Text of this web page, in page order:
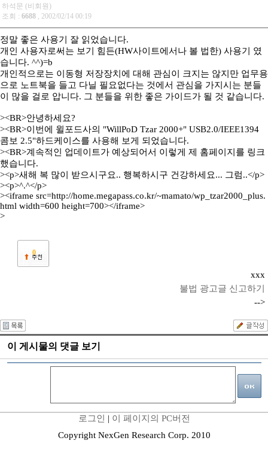
하석문 (비회원)
조회 : 6688 , 2002/02/14 00:19
정말 좋은 사용기 잘 읽었습니다.
개인 사용자로써는 보기 힘든(HW사이트에서나 볼 법한) 사용기 였
습니다. ^^)=b
개인적으로는 이동형 저장장치에 대해 관심이 크지는 않지만 업무용
으로 노트북을 들고 다닐 필요없다는 것에서 관심을 가지시는 분들
이 많을 걸로 압니다. 그 분들을 위한 좋은 가이드가 될 것 같습니다.
><BR>안녕하세요?
><BR>이번에 윌포드사의 "WillPoD Tzar 2000+" USB2.0/IEEE1394
콤보 2.5"하드케이스를 사용해 보게 되었습니다.
><BR>계속적인 업데이트가 예상되어서 이렇게 제 홈페이지를 링크
했습니다.
><p>새해 복 많이 받으시구요.. 행복하시구 건강하세요... 그럼..</p>
><p>^.^</p>
><iframe src=http://home.megapass.co.kr/~mamato/wp_tzar2000_plus.
html width=600 height=700></iframe>
>
0
xxx
불법 광고글 신고하기
-->
이 게시물의 댓글 보기
로그인 | 이 페이지의 PC버전
Copyright NexGen Research Corp. 2010